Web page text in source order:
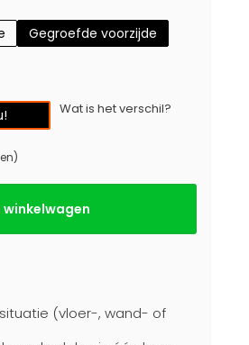
Gegroefde voorzijde
Wat is het verschil?
(vloer-, wand- of